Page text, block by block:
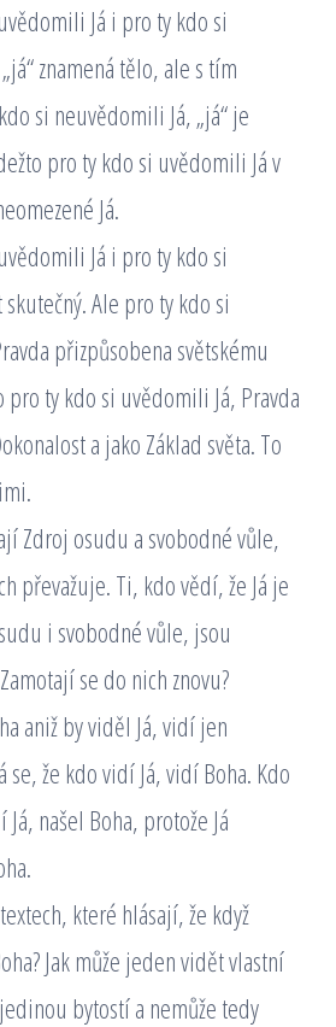
Já i pro ty kdo si
znamená tělo, ale s tím
si neuvědomili Já, „já“ je
pro ty kdo si uvědomili Já v
Já.
Já i pro ty kdo si
Ale pro ty kdo si
přizpůsobena světskému
pro ty kdo si uvědomili Já, Pravda
a jako Základ světa. To
Zdroj osudu a svobodné vůle,
převažuje. Ti, kdo vědí, že Já je
i svobodné vůle, jsou
se do nich znovu?
aniž by viděl Já, vidí jen
se, že kdo vidí Já, vidí Boha. Kdo
našel Boha, protože Já
které hlásají, že když
Jak může jeden vidět vlastní
bytostí a nemůže tedy